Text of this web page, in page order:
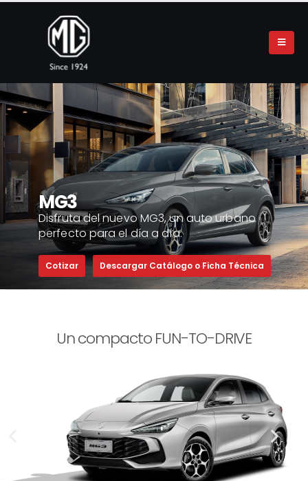
MG3
Disfruta del nuevo MG3, un auto urbano
perfecto para el día a día.
Cotizar Descargar Catálogo o Ficha Técnica
Un compacto FUN-TO-DRIVE